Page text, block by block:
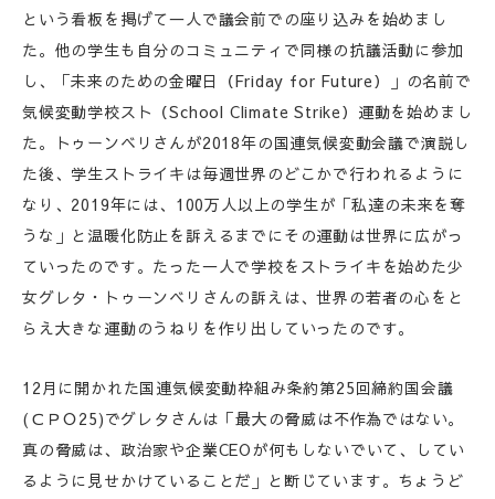
という看板を掲げて一人で議会前での座り込みを始めまし
た。他の学生も自分のコミュニティで同様の抗議活動に参加
し、「未来のための金曜日（Friday for Future）」の名前で
気候変動学校スト（School Climate Strike）運動を始めまし
た。トゥーンベリさんが2018年の国連気候変動会議で演説し
た後、学生ストライキは毎週世界のどこかで行われるように
なり、2019年には、100万人以上の学生が「私達の未来を奪
うな」と温暖化防止を訴えるまでにその運動は世界に広がっ
ていったのです。たった一人で学校をストライキを始めた少
女グレタ・トゥーンベリさんの訴えは、世界の若者の心をと
らえ大きな運動のうねりを作り出していったのです。
12月に開かれた国連気候変動枠組み条約第25回締約国会議
(ＣＰＯ25)でグレタさんは「最大の脅威は不作為ではない。
真の脅威は、政治家や企業CEOが何もしないでいて、してい
るように見せかけていることだ」と断じています。ちょうど